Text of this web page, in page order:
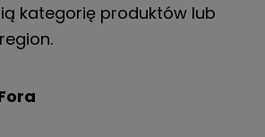
kategorię produktów lub